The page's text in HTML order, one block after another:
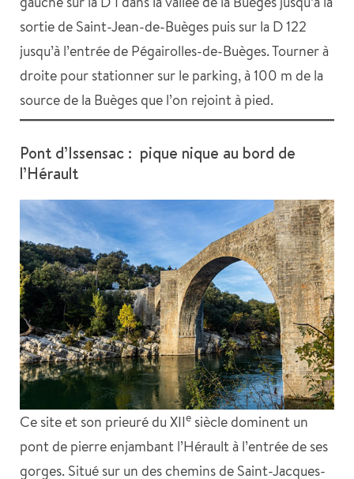
sortie de Saint-Jean-de-Buèges puis sur la D 122
jusqu’à l’entrée de Pégairolles-de-Buèges. Tourner à
droite pour stationner sur le parking, à 100 m de la
source de la Buèges que l’on rejoint à pied.
Pont d’Issensac : pique nique au bord de
l’Hérault
Ce site et son prieuré du XIIe siècle dominent un
pont de pierre enjambant l’Hérault à l’entrée de ses
gorges. Situé sur un des chemins de Saint-Jacques-